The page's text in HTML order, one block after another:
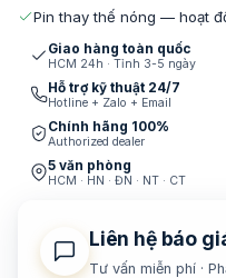
Pin thay thế nóng — hoạt
Giao hàng toàn quốc
HCM 24h · Tỉnh 3-5 ngày
Hỗ trợ kỹ thuật 24/7
Hotline + Zalo + Email
Chính hãng 100%
Authorized dealer
5 văn phòng
HCM · HN · ĐN · NT · CT
Liên hệ báo
Tư vấn miễn phí ·